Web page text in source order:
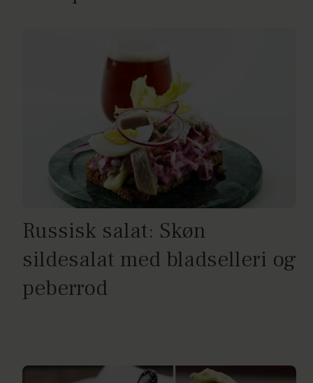
Russisk salat: Skøn
sildesalat med bladselleri og
peberrod